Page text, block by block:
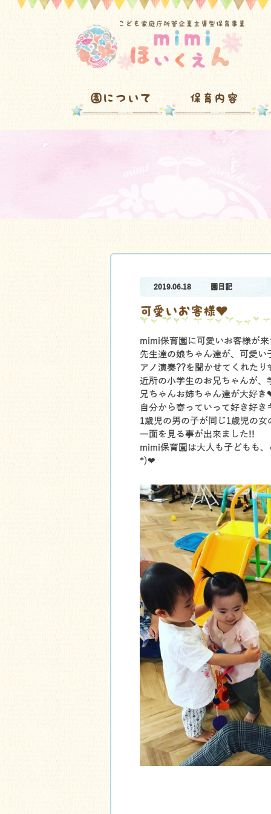
園について 保育内容
2019.06.18 園日記
可愛いお客様❤
mimi保育園に可愛いお客様が
先生達の娘ちゃん達が、可愛
アノ演奏??を聞かせてくれたり
近所の小学生のお兄ちゃんが
兄ちゃんお姉ちゃん達が大好き
自分から寄っていって好き好
1歳児の男の子が同じ1歳児の
一面を見る事が出来ました!!
mimi保育園は大人も子どもも
*)❤